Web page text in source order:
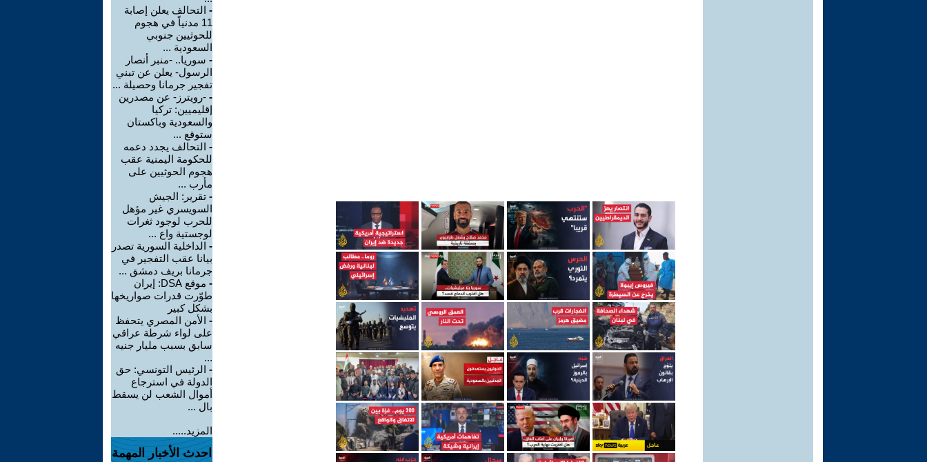
- التحالف يعلن إصابة
11 مدنياً في هجوم
للحوثيين جنوبي
السعودية ...
- سوريا.. -منبر أنصار
الرسول- يعلن عن تبني
تفجير جرمانا وحصيلة ...
- -رويترز- عن مصدرين
إقليميين: تركيا
والسعودية وباكستان
ستوقع ...
- التحالف يجدد دعمه
للحكومة اليمنية عقب
هجوم الحوثيين على
مأرب ...
- تقرير: الجيش
السويسري غير مؤهل
للحرب لوجود ثغرات
لوجستية واع ...
- الداخلية السورية تصدر
بيانا عقب التفجير في
جرمانا بريف دمشق ...
-
موقع DSA: إيران
طوّرت قدرات صواريخها
بشكل كبير
- الأمن المصري يتحفظ
على لواء شرطة عراقي
سابق بسبب مليار جنيه
...
- الرئيس التونسي: حق
الدولة في استرجاع
أموال الشعب لن يسقط
بال ...
المزيد.....
احدث الأخبار المهمة